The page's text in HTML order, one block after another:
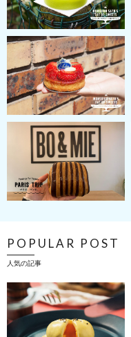
POPULAR POST
人気の記事